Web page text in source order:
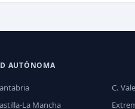
AUTÓNOMA
La Mancha
C.